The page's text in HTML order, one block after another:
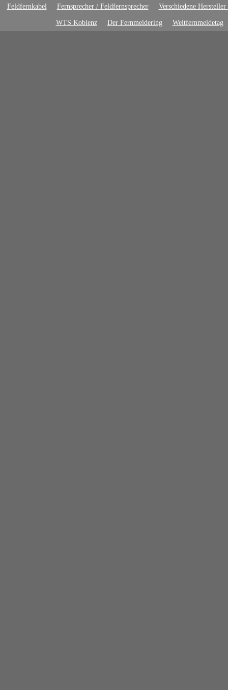
Feldfernkabel Fernsprecher / Feldfernsprecher Verschiedene
WTS Koblenz Der Fernmeldering Weltfernmeldetag